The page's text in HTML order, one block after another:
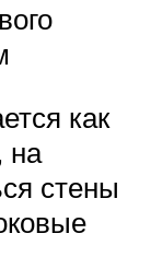
как
на
стены